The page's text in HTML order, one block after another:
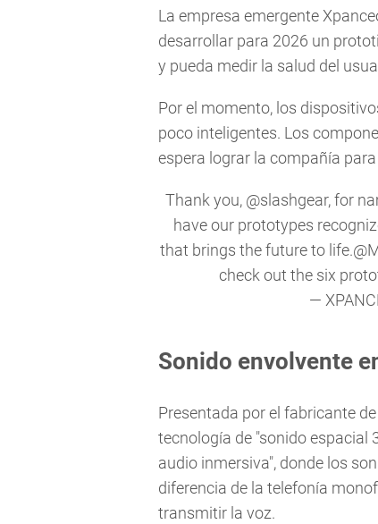
La empresa emergente
desarrollar para 2026 un
y pueda medir la salud del
Por el momento, los
poco inteligentes. Los
espera lograr la compañía
Thank you, @slashgear, for
have our prototypes
that brings the future to life.
check out the six
—
Sonido envolvente
Presentada por el fabricante
tecnología de "sonido espacial
audio inmersiva", donde los
diferencia de la telefonía
transmitir la voz.